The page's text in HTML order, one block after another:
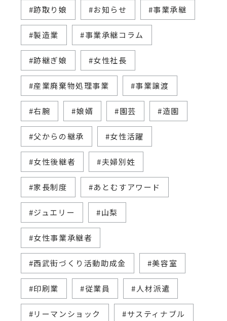
#跡取り娘 #お知らせ #事業承継
#製造業 #事業承継コラム
#跡継ぎ娘 #女性社長
#産業廃棄物処理事業 #事業譲渡
#右腕 #娘婿 #園芸 #造園
#父からの継承 #女性活躍
#女性後継者 #夫婦別姓
#家長制度 #あとむすアワード
#ジュエリー #山梨
#女性事業承継者
#西武街づくり活動助成金 #美容室
#印刷業 #従業員 #人材派遣
#リーマンショック #サスティナブル